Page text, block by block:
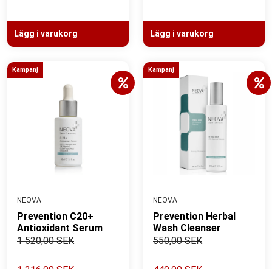
Lägg i varukorg Lägg i varukorg
Kampanj
NEOVA
Prevention C20+
Antioxidant Serum
1 520,00 SEK
Kampanj
NEOVA
Prevention Herbal
Wash Cleanser
550,00 SEK